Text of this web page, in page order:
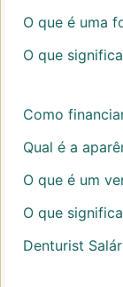
O que é uma
O que
Como
Qual é a
O que é um
O que
Denturist